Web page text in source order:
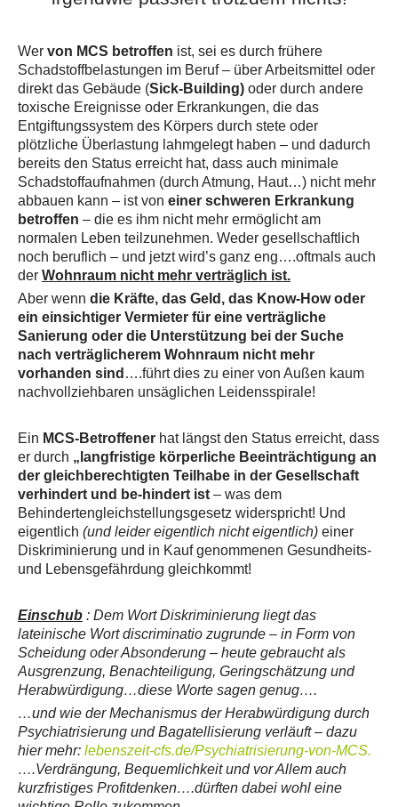
Wer von MCS betroffen ist, sei es durch frühere
Schadstoffbelastungen im Beruf – über Arbeitsmittel oder
direkt das Gebäude (Sick-Building) oder durch andere
toxische Ereignisse oder Erkrankungen, die das
Entgiftungssystem des Körpers durch stete oder
plötzliche Überlastung lahmgelegt haben – und dadurch
bereits den Status erreicht hat, dass auch minimale
Schadstoffaufnahmen (durch Atmung, Haut…) nicht mehr
abbauen kann – ist von einer schweren Erkrankung
betroffen – die es ihm nicht mehr ermöglicht am
normalen Leben teilzunehmen. Weder gesellschaftlich
noch beruflich – und jetzt wird’s ganz eng….oftmals auch
der Wohnraum nicht mehr verträglich ist.
Aber wenn die Kräfte, das Geld, das Know-How oder
ein einsichtiger Vermieter für eine verträgliche
Sanierung oder die Unterstützung bei der Suche
nach verträglicherem Wohnraum nicht mehr
vorhanden sind ….führt dies zu einer von Außen kaum
nachvollziehbaren unsäglichen Leidensspirale!
Ein MCS-Betroffener hat längst den Status erreicht, dass
er durch „langfristige körperliche Beeinträchtigung an
der gleichberechtigten Teilhabe in der Gesellschaft
verhindert und be-hindert ist – was dem
Behindertengleichstellungsgesetz widerspricht! Und
eigentlich (und leider eigentlich nicht eigentlich) einer
Diskriminierung und in Kauf genommenen Gesundheits-
und Lebensgefährdung gleichkommt!
Einschub : Dem Wort Diskriminierung liegt das
lateinische Wort discriminatio zugrunde – in Form von
Scheidung oder Absonderung – heute gebraucht als
Ausgrenzung, Benachteiligung, Geringschätzung und
Herabwürdigung…diese Worte sagen genug….
…und wie der Mechanismus der Herabwürdigung durch
Psychiatrisierung und Bagatellisierung verläuft – dazu
hier mehr: lebenszeit-cfs.de/Psychiatrisierung-von-MCS.
….Verdrängung, Bequemlichkeit und vor Allem auch
kurzfristiges Profitdenken….dürften dabei wohl eine